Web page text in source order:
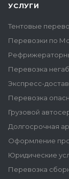
УСЛУГИ
Тентовые
Перевозки по
Перевозка
Экспресс-
Перевозка
Грузовой
Долгосрочная
Оформление
Юридические
Перевозка